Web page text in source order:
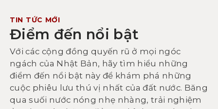
TIN TỨC MỚI
Điểm đến nổi bật
Với các cộng đồng quyến rũ ở mọi ngóc
ngách của Nhật Bản, hãy tìm hiểu những
điểm đến nổi bật này để khám phá những
cuộc phiêu lưu thú vị nhất của đất nước. Băng
qua suối nước nóng nhẹ nhàng, trải nghiệm